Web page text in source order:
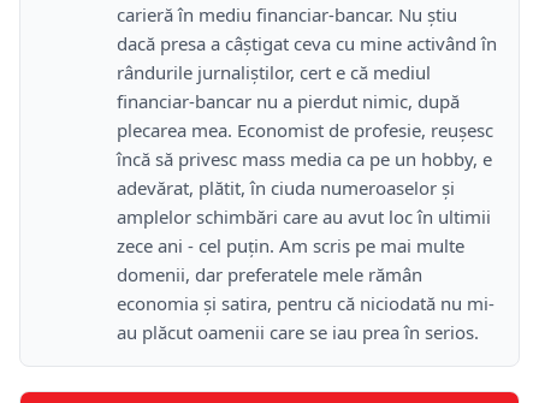
carieră în mediu financiar-bancar. Nu știu
dacă presa a câștigat ceva cu mine activând în
rândurile jurnaliștilor, cert e că mediul
financiar-bancar nu a pierdut nimic, după
plecarea mea. Economist de profesie, reușesc
încă să privesc mass media ca pe un hobby, e
adevărat, plătit, în ciuda numeroaselor și
amplelor schimbări care au avut loc în ultimii
zece ani - cel puțin. Am scris pe mai multe
domenii, dar preferatele mele rămân
economia și satira, pentru că niciodată nu mi-
au plăcut oamenii care se iau prea în serios.